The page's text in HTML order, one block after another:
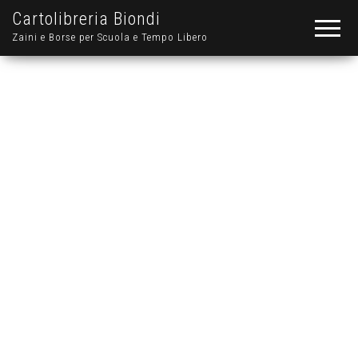
Cartolibreria Biondi
Zaini e Borse per Scuola e Tempo Libero